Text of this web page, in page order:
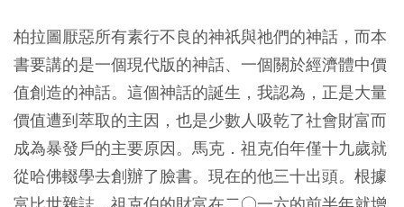
柏拉圖厭惡所有素行不良的神祇與祂們的神話，而本
書要講的是一個現代版的神話、一個關於經濟體中價
值創造的神話。這個神話的誕生，我認為，正是大量
價值遭到萃取的主因，也是少數人吸乾了社會財富而
成為暴發戶的主要原因。馬克．祖克伯年僅十九歲就
從哈佛輟學去創辦了臉書。現在的他三十出頭。根據